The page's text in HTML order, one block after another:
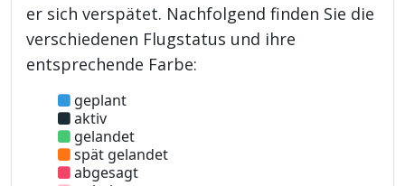
er sich verspätet. Nachfolgend finden Sie die
verschiedenen Flugstatus und ihre
entsprechende Farbe:
geplant
aktiv
gelandet
spät gelandet
abgesagt